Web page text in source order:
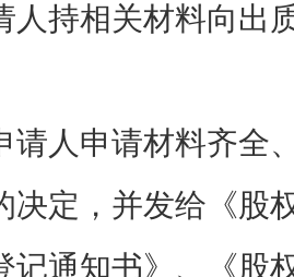
人持相关材料向出
请人申请材料齐全
决定，并发给《股
记通知书》、《股